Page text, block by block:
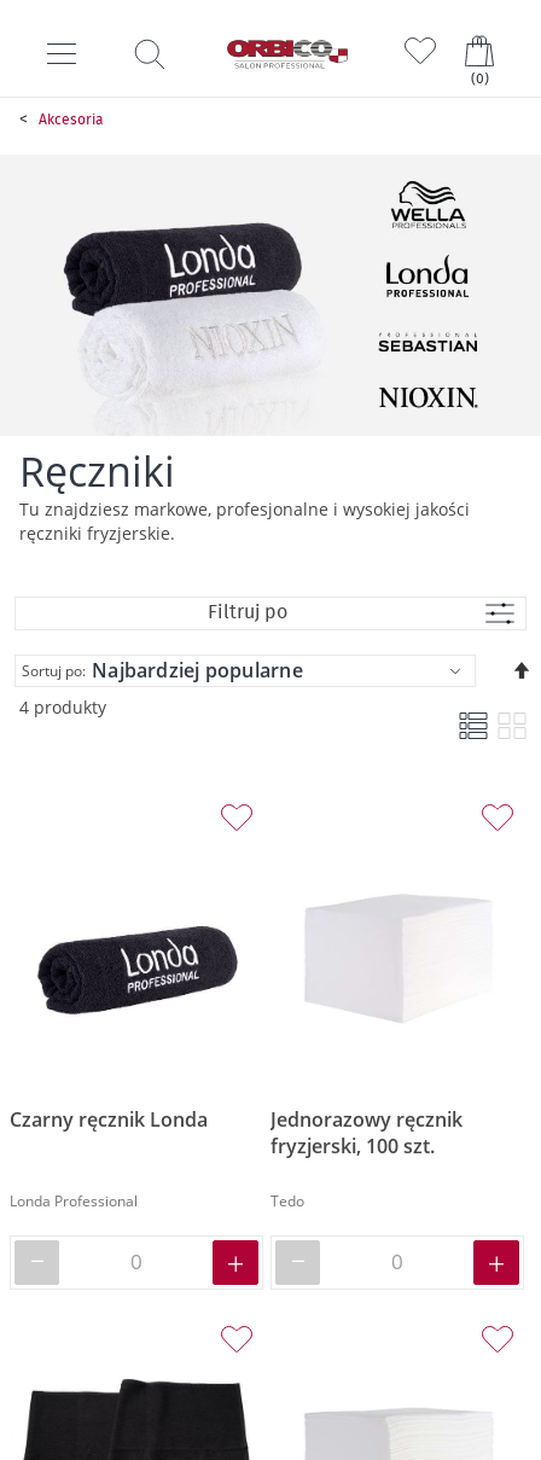
(0)
Akcesoria
Ręczniki
Tu znajdziesz markowe, profesjonalne i wysokiej jakości
ręczniki fryzjerskie.
Filtruj po
4 produkty
Sortuj po:
Czarny ręcznik Londa
Londa Professional
Jednorazowy ręcznik
fryzjerski, 100 szt.
Tedo